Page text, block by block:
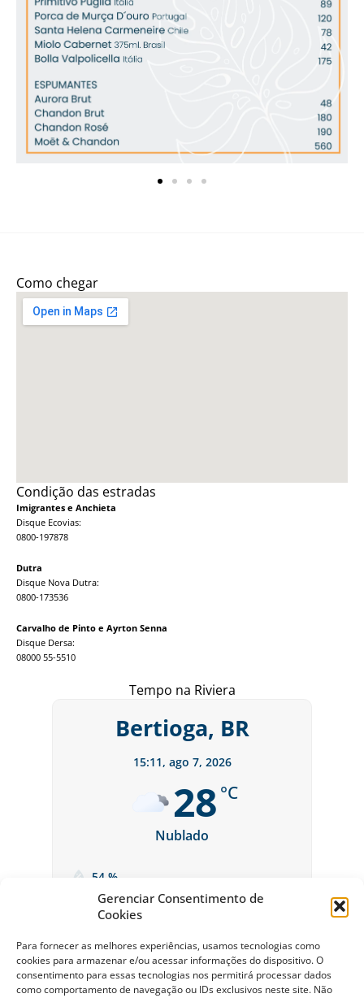
Gerenciar Consentimento de
Cookies
Para fornecer as melhores experiências, usamos tecnologias como
cookies para armazenar e/ou acessar informações do dispositivo. O
consentimento para essas tecnologias nos permitirá processar dados
como comportamento de navegação ou IDs exclusivos neste site. Não
Como chegar
Condição das estradas
Imigrantes e Anchieta
Disque Ecovias:
0800-197878
Dutra
Disque Nova Dutra:
0800-173536
Carvalho de Pinto e Ayrton Senna
Disque Dersa:
08000 55-5510
Tempo na Riviera
Bertioga, BR
15:11, ago 7, 2026
28 °C
Nublado
54 %